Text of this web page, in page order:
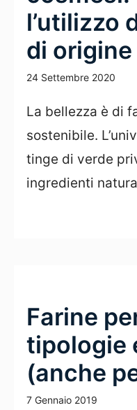
l’utilizzo
di
24 Settembre 2020
La bellezza è di
sostenibile.
tinge di verde
ingredienti
Farine
tipologie
(anche
7 Gennaio 2019